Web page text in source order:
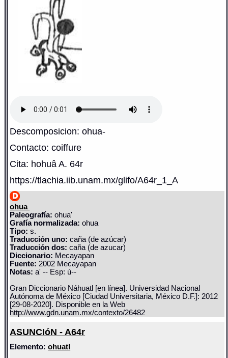
Descomposicion: ohua-
Contacto: coiffure
Cita: hohuâ A. 64r
https://tlachia.iib.unam.mx/glifo/A64r_1_A
ohua
Paleografía: ohua'
Grafía normalizada: ohua
Tipo: s.
Traducción uno: caña (de azúcar)
Traducción dos: caña (de azucar)
Diccionario: Mecayapan
Fuente: 2002 Mecayapan
Notas: a' -- Esp: ú--
Gran Diccionario Náhuatl [en línea]. Universidad Nacional
Autónoma de México [Ciudad Universitaria, México D.F.]: 2012
[29-08-2020]. Disponible en la Web
http://www.gdn.unam.mx/contexto/26482
ASUNCIóN - A64r
Elemento:ohuatl